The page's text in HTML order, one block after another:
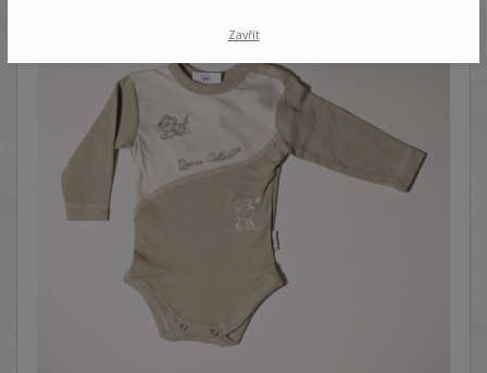
Zavřít